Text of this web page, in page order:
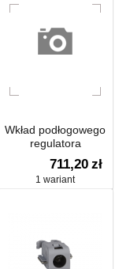
Wkład podłogowego
regulatora
temperatury
711,20 zł
1 wariant